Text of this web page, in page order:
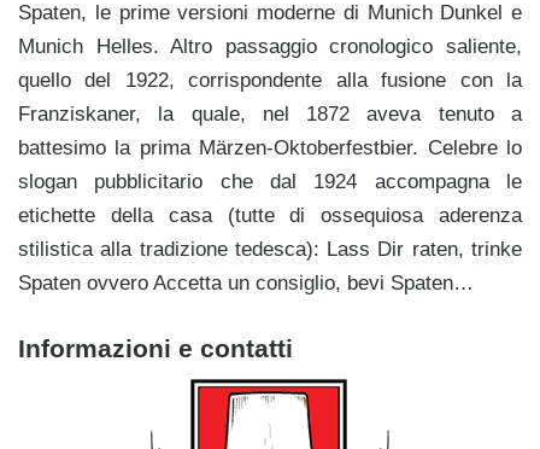
Spaten, le prime versioni moderne di Munich Dunkel e
Munich Helles. Altro passaggio cronologico saliente,
quello del 1922, corrispondente alla fusione con la
Franziskaner, la quale, nel 1872 aveva tenuto a
battesimo la prima Märzen-Oktoberfestbier. Celebre lo
slogan pubblicitario che dal 1924 accompagna le
etichette della casa (tutte di ossequiosa aderenza
stilistica alla tradizione tedesca): Lass Dir raten, trinke
Spaten ovvero Accetta un consiglio, bevi Spaten…
Informazioni e contatti